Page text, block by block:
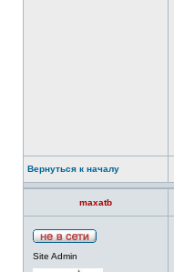
Вернуться к началу
maxatb
Site Admin